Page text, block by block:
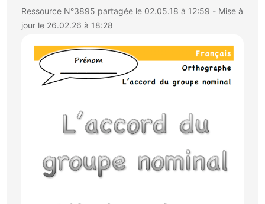
Ressource N°3895 partagée le 02.05.18 à 12:59 - Mise à
jour le 26.02.26 à 18:28